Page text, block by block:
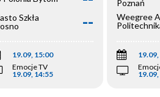
Szkła
--
19.09, 15:00
Emocje TV
19.09, 14:55
Poznań
Weegree